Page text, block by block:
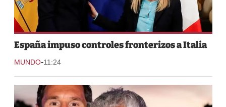
España impuso controles fronterizos a Italia
MUNDO-11:24